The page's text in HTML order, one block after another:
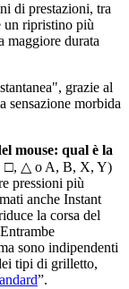
di prestazioni, tra
un ripristino più
maggiore durata
grazie al
sensazione morbida
mouse: qual è la
□, △ o A, B, X, Y)
pressioni più
anche Instant
la corsa del
sono indipendenti
tipi di grilletto,
”.